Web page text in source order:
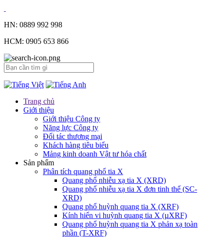
HN: 0889 992 998
HCM: 0905 653 866
Trang chủ
Giới thiệu
Giới thiệu Công ty
Năng lực Công ty
Đối tác thương mại
Khách hàng tiêu biểu
Mảng kinh doanh Vật tư hóa chất
Sản phẩm
Phân tích quang phổ tia X
Quang phổ nhiễu xạ tia X (XRD)
Quang phổ nhiễu xạ tia X đơn tinh thể (SC-
XRD)
Quang phổ huỳnh quang tia X (XRF)
Kính hiển vi huỳnh quang tia X (µXRF)
Quang phổ huỳnh quang tia X phản xạ toàn
phần (T-XRF)